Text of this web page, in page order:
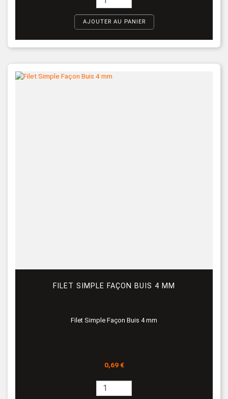
AJOUTER AU PANIER
FILET SIMPLE FAÇON BUIS 4 MM
Filet Simple Façon Buis 4 mm
Prix
0,69 €